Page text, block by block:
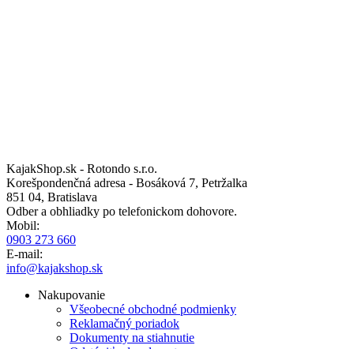
KajakShop.sk - Rotondo s.r.o.
Korešpondenčná adresa - Bosáková 7, Petržalka
851 04, Bratislava
Odber a obhliadky po telefonickom dohovore.
Mobil:
0903 273 660
E-mail:
info@kajakshop.sk
Nakupovanie
Všeobecné obchodné podmienky
Reklamačný poriadok
Dokumenty na stiahnutie